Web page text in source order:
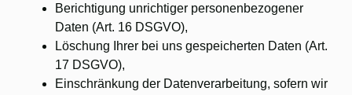
Berichtigung unrichtiger personenbezogener
Daten (Art. 16 DSGVO),
Löschung Ihrer bei uns gespeicherten Daten (Art.
17 DSGVO),
Einschränkung der Datenverarbeitung, sofern wir